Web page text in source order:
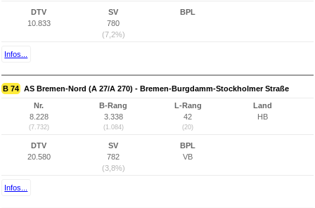
DTV
10.833
SV
780
(7,2%)
BPL
Infos...
B 74 AS Bremen-Nord (A 27/A 270) - Bremen-Burgdamm-Stockholmer Straße
Nr.
8.228
(7.732)
B-Rang
3.338
(1.084)
L-Rang
42
(20)
Land
HB
DTV
20.580
SV
782
(3,8%)
BPL
VB
Infos...